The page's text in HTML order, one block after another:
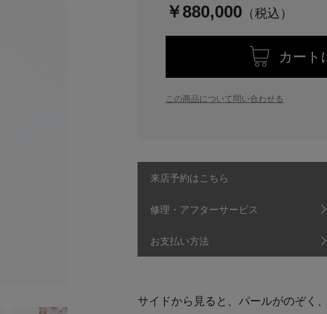
￥880,000
カート
この商品について問い合わせる
来店予約はこちら
修理・アフターサービス
お支払い方法
サイドから見ると、パールがのぞく